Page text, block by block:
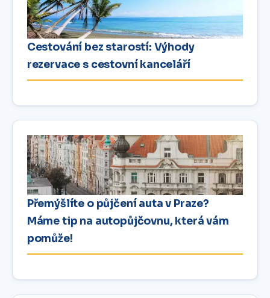
Cestování bez starostí: Výhody
rezervace s cestovní kanceláří
Přemýšlíte o půjčení auta v Praze?
Máme tip na autopůjčovnu, která vám
pomůže!